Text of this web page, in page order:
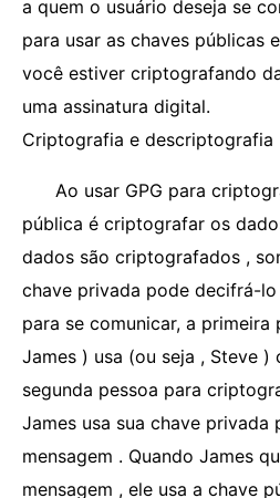
a quem o usuário deseja se
para usar as chaves públicas
você estiver criptografando
uma assinatura digital.
Criptografia e descriptografia
Ao usar GPG para
pública é criptografar os
dados são criptografados ,
chave privada pode decifrá-
para se comunicar, a primeira
James ) usa (ou seja , Steve )
segunda pessoa para
James usa sua chave
mensagem . Quando James
mensagem , ele usa a chave